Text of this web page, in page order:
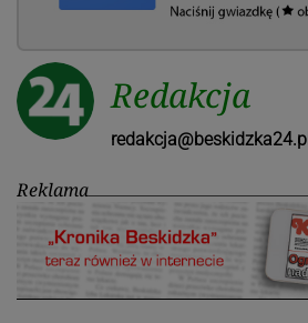
Redakcja
redakcja@beskidzka24.pl
Reklama